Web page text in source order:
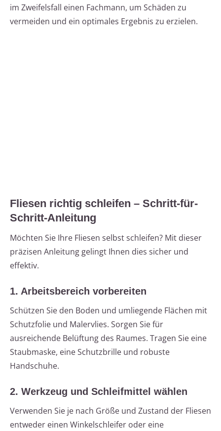
im Zweifelsfall einen Fachmann, um Schäden zu
vermeiden und ein optimales Ergebnis zu erzielen.
Fliesen richtig schleifen – Schritt-für-
Schritt-Anleitung
Möchten Sie Ihre Fliesen selbst schleifen? Mit dieser
präzisen Anleitung gelingt Ihnen dies sicher und
effektiv.
1. Arbeitsbereich vorbereiten
Schützen Sie den Boden und umliegende Flächen mit
Schutzfolie und Malervlies. Sorgen Sie für
ausreichende Belüftung des Raumes. Tragen Sie eine
Staubmaske, eine Schutzbrille und robuste
Handschuhe.
2. Werkzeug und Schleifmittel wählen
Verwenden Sie je nach Größe und Zustand der Fliesen
entweder einen Winkelschleifer oder eine